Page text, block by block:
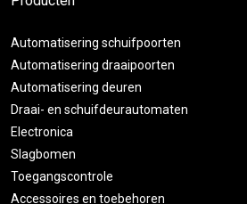
Automatisering schuifpoorten
Automatisering draaipoorten
Automatisering deuren
Draai- en schuifdeurautomaten
Electronica
Slagbomen
Toegangscontrole
Accessoires en toebehoren